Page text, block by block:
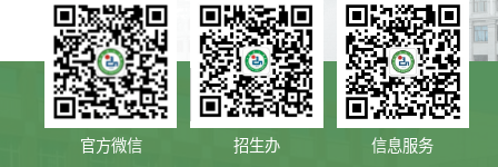
官方微信 招生办 信息服务